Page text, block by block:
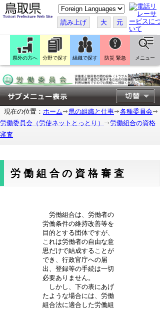
こ
の
ペ
ー
ジ
翻
訳
す
読み上げ 大 元
県外の方へ 分野で探す 組織で探す 防災 緊急 メニュー
現在の位置： ホーム 県の組織と仕事
各種委員会
労働委員会（労使ネットとっとり）
労働組合の資格
審査
労働組合の資格審査
労働組合は、労働者の
労働条件の維持改善等を
目的とする団体ですが、
これは労働者の自由な意
思だけで結成することが
でき、行政官庁への届
出、登録等の手続は一切
必要ありません。
しかし、下の表にあげ
たような場合には、労働
組合法に適合した労働組